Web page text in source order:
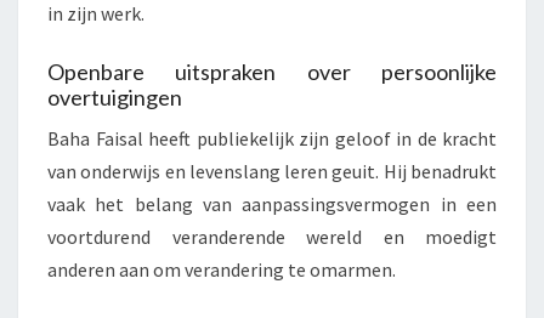
in zijn werk.
Openbare uitspraken over persoonlijke
overtuigingen
Baha Faisal heeft publiekelijk zijn geloof in de kracht
van onderwijs en levenslang leren geuit. Hij benadrukt
vaak het belang van aanpassingsvermogen in een
voortdurend veranderende wereld en moedigt
anderen aan om verandering te omarmen.